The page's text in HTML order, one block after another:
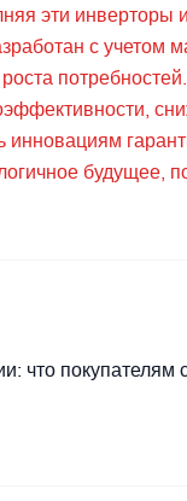
эти
с учетом
будущее,
что покупателям